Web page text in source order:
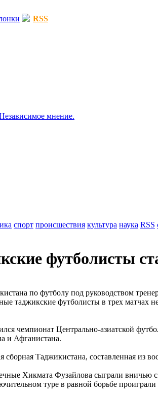
RSS
спорт происшествия культура наука RSS
футболисты
по футболу под руководством
таджикские футболисты в трех матчах
чемпионат Центрально-азиатской
и Афганистана.
сборная Таджикистана, составленная из
Хикмата Фузайлова сыграли
туре в равной борьбе